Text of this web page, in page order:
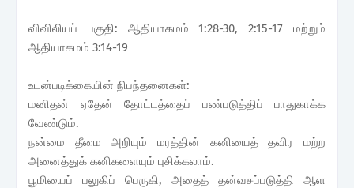
விவிலியப் பகுதி: ஆதியாகமம் 1:28-30, 2:15-17 மற்றும்
ஆதியாகமம் 3:14-19
உடன்படிக்கையின் நிபந்தனைகள்:
மனிதன் ஏதேன் தோட்டத்தைப் பண்படுத்திப் பாதுகாக்க
வேண்டும்.
நன்மை தீமை அறியும் மரத்தின் கனியைத் தவிர மற்ற
அனைத்துக் கனிகளையும் புசிக்கலாம்.
பூமியைப் பலுகிப் பெருகி, அதைத் தன்வசப்படுத்தி ஆள